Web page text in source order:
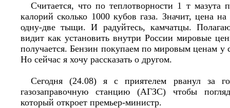
Считается, что по теплотворности 1 т мазута
калорий сколько 1000 кубов газа. Значит, цена
одну-две тыщи. И радуйтесь, камчатцы.
видит как установить внутри России мировые
получается. Бензин покупаем по мировым ценам у
Но сейчас я хочу рассказать о другом.
Сегодня (24.08) я с приятелем рванул за
газозаправочную станцию (АГЗС) чтобы
который откроет премьер-министр.